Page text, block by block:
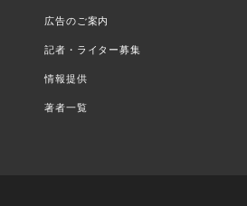
広告のご案内
記者・ライター募集
情報提供
著者一覧